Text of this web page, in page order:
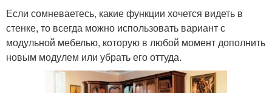
Если сомневаетесь, какие функции хочется видеть в
стенке, то всегда можно использовать вариант с
модульной мебелью, которую в любой момент дополнить
новым модулем или убрать его оттуда.